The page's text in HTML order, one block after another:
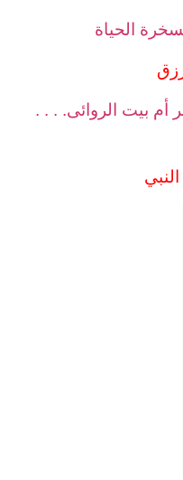
الحياة
أم بيت الروائى. . . .